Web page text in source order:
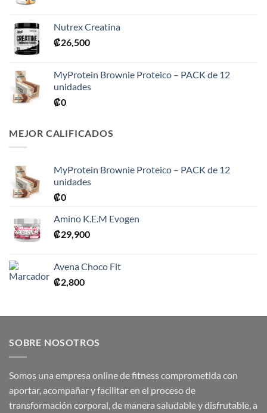
Nutrex Creatina
₡26,500
MyProtein Brownie Proteico – PACK de 12
unidades
₡0
MEJOR CALIFICADOS
MyProtein Brownie Proteico – PACK de 12
unidades
₡0
Amino K.E.M Evogen
₡29,900
Avena Choco Fit
₡2,800
SOBRE NOSOTROS
Somos una empresa online de fitness comprometida con
aportar, acompañar y facilitar en el proceso de
transformación corporal, de manera saludable y disfrutable, a